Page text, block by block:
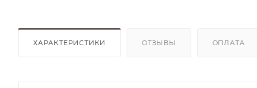
ХАРАКТЕРИСТИКИ ОТЗЫВЫ ОПЛАТА